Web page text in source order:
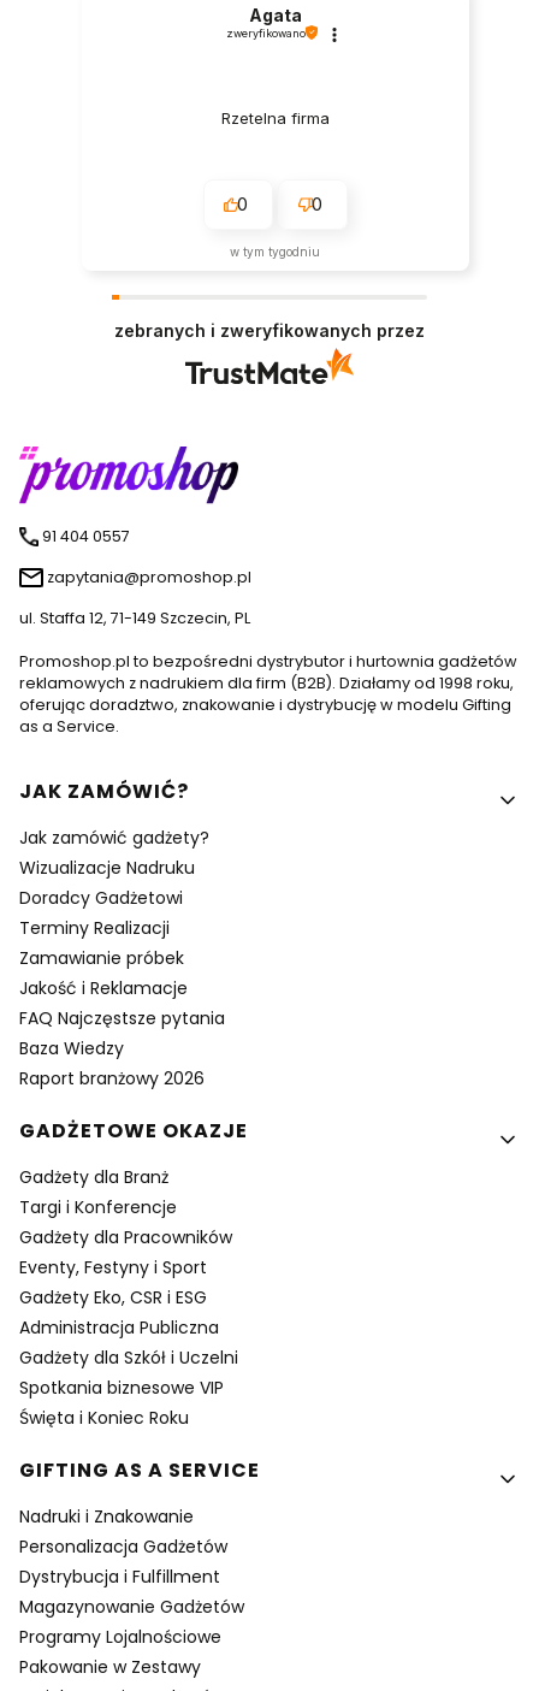
Agata
zweryfikowano
Rzetelna firma
0 0
w tym tygodniu
zebranych i zweryfikowanych przez
91 404 0557
zapytania@promoshop.pl
ul. Staffa 12, 71-149 Szczecin, PL
Promoshop.pl to bezpośredni dystrybutor i hurtownia gadżetów
reklamowych z nadrukiem dla firm (B2B). Działamy od 1998 roku,
oferując doradztwo, znakowanie i dystrybucję w modelu Gifting
as a Service.
Linki w stopce
JAK ZAMÓWIĆ?
Jak zamówić gadżety?
Wizualizacje Nadruku
Doradcy Gadżetowi
Terminy Realizacji
Zamawianie próbek
Jakość i Reklamacje
FAQ Najczęstsze pytania
Baza Wiedzy
Raport branżowy 2026
GADŻETOWE OKAZJE
Gadżety dla Branż
Targi i Konferencje
Gadżety dla Pracowników
Eventy, Festyny i Sport
Gadżety Eko, CSR i ESG
Administracja Publiczna
Gadżety dla Szkół i Uczelni
Spotkania biznesowe VIP
Święta i Koniec Roku
GIFTING AS A SERVICE
Nadruki i Znakowanie
Personalizacja Gadżetów
Dystrybucja i Fulfillment
Magazynowanie Gadżetów
Programy Lojalnościowe
Pakowanie w Zestawy